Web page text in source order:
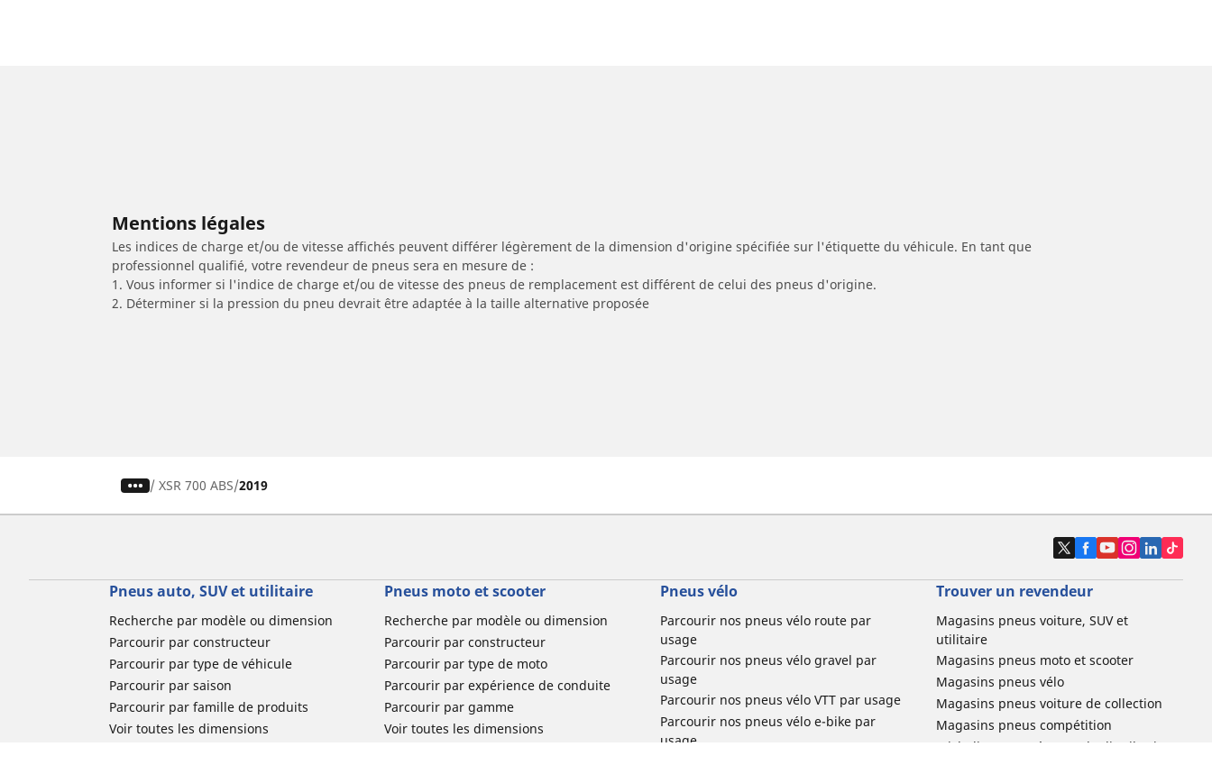
Mentions légales
Les indices de charge et/ou de vitesse affichés peuvent différer légèrement de la dimension d'origine spécifiée sur l'étiquette du véhicule. En tant que
professionnel qualifié, votre revendeur de pneus sera en mesure de :
1. Vous informer si l'indice de charge et/ou de vitesse des pneus de remplacement est différent de celui des pneus d'origine.
2. Déterminer si la pression du pneu devrait être adaptée à la taille alternative proposée
/ XSR 700 ABS 2019
Pneus auto, SUV et utilitaire
Recherche par modèle ou dimension
Parcourir par constructeur
Parcourir par type de véhicule
Parcourir par saison
Parcourir par famille de produits
Voir toutes les dimensions
Pneus moto et scooter
Recherche par modèle ou dimension
Parcourir par constructeur
Parcourir par type de moto
Parcourir par expérience de conduite
Parcourir par gamme
Voir toutes les dimensions
Pneus vélo
Parcourir nos pneus vélo route par
usage
Parcourir nos pneus vélo gravel par
usage
Parcourir nos pneus vélo VTT par usage
Parcourir nos pneus vélo e-bike par
usage
Trouver un revendeur
Magasins pneus voiture, SUV et
utilitaire
Magasins pneus moto et scooter
Magasins pneus vélo
Magasins pneus voiture de collection
Magasins pneus compétition
Michelin et ses réseaux de distribution